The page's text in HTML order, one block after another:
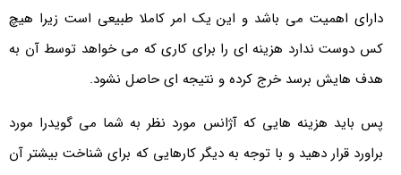
دارای اهمیت می باشد و این یک امر کاملا طبیعی است زیرا هیچ
کس دوست ندارد هزینه ای را برای کاری که می خواهد توسط آن به
هدف هایش برسد خرج کرده و نتیجه ای حاصل نشود.
پس باید هزینه هایی که آژانس مورد نظر به شما می گویدرا مورد
براورد قرار دهید و با توجه به دیگر کارهایی که برای شناخت بیشتر آن